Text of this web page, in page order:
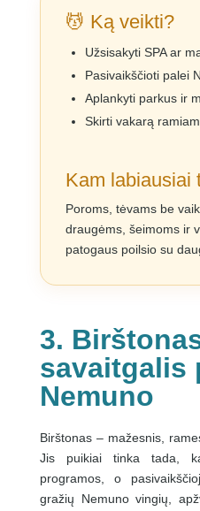
💆 Ką veikti?
Užsisakyti SPA ar
Pasivaikščioti palei
Aplankyti parkus ir
Skirti vakarą
Kam labiausiai
Poroms, tėvams be
draugėms, šeimoms ir
patogaus poilsio su
3.
savaitgalis
Nemuno
Birštonas – mažesnis,
Jis puikiai tinka tada,
programos, o
gražių Nemuno vingių,